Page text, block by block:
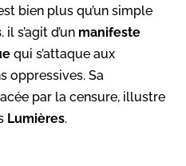
bien plus qu’un simple
. il s’agit d’un manifeste
qui s’attaque aux
oppressives. Sa
par la censure, illustre
Lumières.